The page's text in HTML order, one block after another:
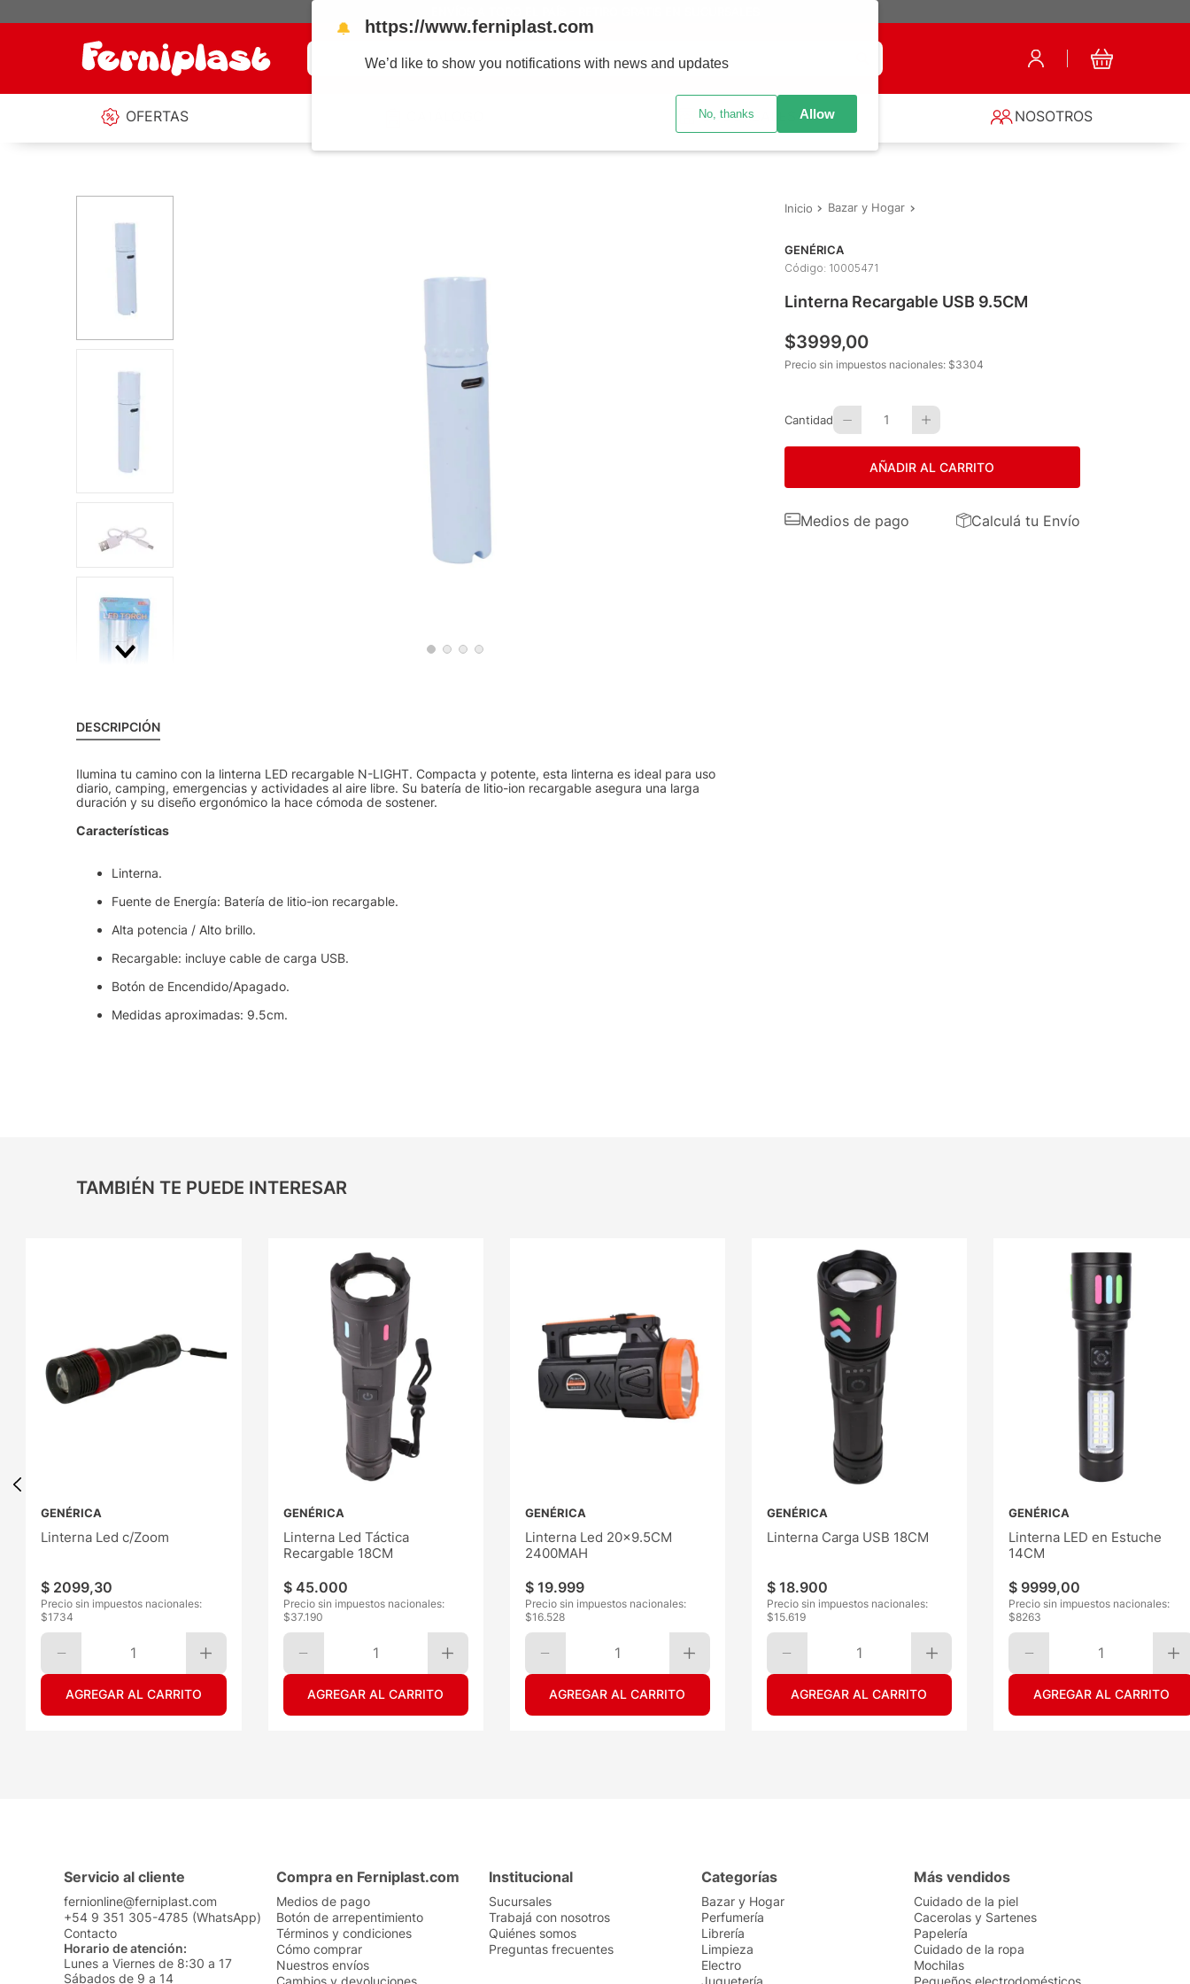
¿Qué estás buscando?
OFERTAS SUCURSALES NOSOTROS
DESCRIPCIÓN
Ilumina tu camino con la linterna LED recargable N-LIGHT. Compacta y potente, esta linterna es ideal para uso
diario, camping, emergencias y actividades al aire libre. Su batería de litio-ion recargable asegura una larga
duración y su diseño ergonómico la hace cómoda de sostener.
Características
Linterna.
Fuente de Energía: Batería de litio-ion recargable.
Alta potencia / Alto brillo.
Recargable: incluye cable de carga USB.
Botón de Encendido/Apagado.
Medidas aproximadas: 9.5cm.
Bazar y Hogar
GENÉRICA
Código: 10005471
Linterna Recargable USB 9.5CM
$3999,00
Precio sin impuestos nacionales: $3304
Cantidad 1
AÑADIR AL CARRITO
Medios de pago Calculá tu Envío
TAMBIÉN TE PUEDE INTERESAR
GENÉRICA
Linterna Led c/Zoom
$ 2099,30
Precio sin impuestos nacionales:
$1734
1
AGREGAR AL CARRITO
GENÉRICA
Linterna Led Táctica
Recargable 18CM
$ 45.000
Precio sin impuestos nacionales:
$37.190
1
AGREGAR AL CARRITO
GENÉRICA
Linterna Led 20x9.5CM
2400MAH
$ 19.999
Precio sin impuestos nacionales:
$16.528
1
AGREGAR AL CARRITO
GENÉRICA
Linterna Carga USB 18CM
$ 18.900
Precio sin impuestos nacionales:
$15.619
1
AGREGAR AL CARRITO
GENÉRICA
Linterna LED en Estuche
14CM
$ 9999,00
Precio sin impuestos nacionales:
$8263
1
AGREGAR AL CARRITO
Servicio al cliente
fernionline@ferniplast.com
+54 9 351 305-4785 (WhatsApp)
Contacto
Horario de atención:
Lunes a Viernes de 8:30 a 17
Sábados de 9 a 14
Compra en Ferniplast.com
Medios de pago
Botón de arrepentimiento
Términos y condiciones
Cómo comprar
Nuestros envíos
Cambios y devoluciones
Institucional
Sucursales
Trabajá con nosotros
Quiénes somos
Preguntas frecuentes
Categorías
Bazar y Hogar
Perfumería
Librería
Limpieza
Electro
Juguetería
Más vendidos
Cuidado de la piel
Cacerolas y Sartenes
Papelería
Cuidado de la ropa
Mochilas
Pequeños electrodomésticos
🔔 https://www.ferniplast.com
We’d like to show you notifications with news and updates
No, thanks Allow